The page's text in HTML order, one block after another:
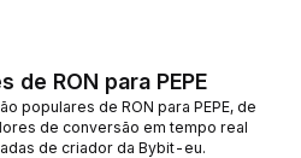
de RON para PEPE
populares de RON para PEPE, de
de conversão em tempo real
de criador da Bybit-eu.